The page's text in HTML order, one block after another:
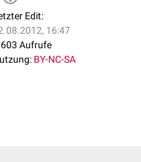
Edit:
16:47
Aufrufe
BY-NC-SA